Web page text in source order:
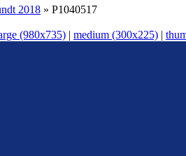
2018 » P1040517
(980x735) | medium (300x225) |